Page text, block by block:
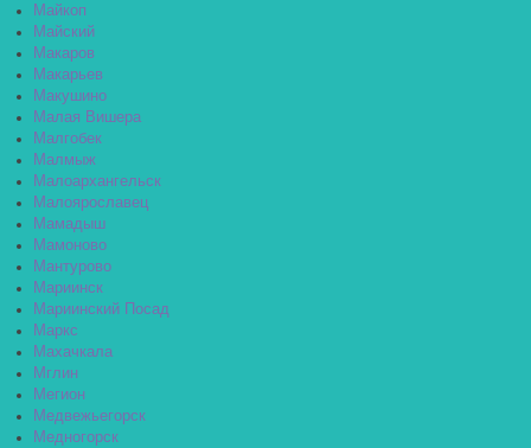
Майкоп
Майский
Макаров
Макарьев
Макушино
Малая Вишера
Малгобек
Малмыж
Малоархангельск
Малоярославец
Мамадыш
Мамоново
Мантурово
Мариинск
Мариинский Посад
Маркс
Махачкала
Мглин
Мегион
Медвежьегорск
Медногорск